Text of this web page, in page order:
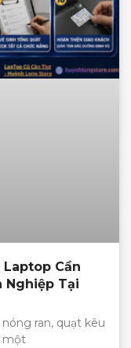
Laptop Cần
Nghiệp Tại
ran, quạt kêu
một